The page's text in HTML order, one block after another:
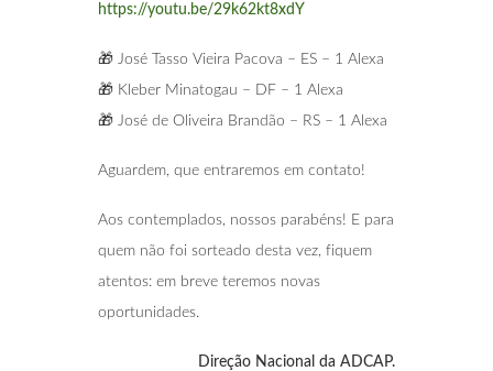
https://youtu.be/29k62kt8xdY
🎁 José Tasso Vieira Pacova – ES – 1 Alexa
🎁 Kleber Minatogau – DF – 1 Alexa
🎁 José de Oliveira Brandão – RS – 1 Alexa
Aguardem, que entraremos em contato!
Aos contemplados, nossos parabéns! E para
quem não foi sorteado desta vez, fiquem
atentos: em breve teremos novas
oportunidades.
Direção Nacional da ADCAP.